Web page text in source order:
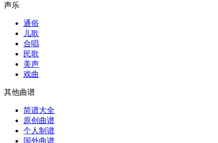
声乐
通俗
儿歌
合唱
民歌
美声
戏曲
其他曲谱
简谱大全
原创曲谱
个人制谱
国外曲谱